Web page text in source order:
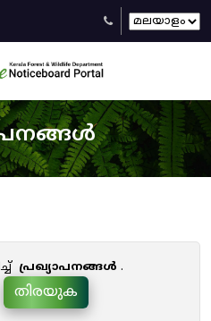
പ്രഖ്യാപനങ്ങൾ .
തിരയുക